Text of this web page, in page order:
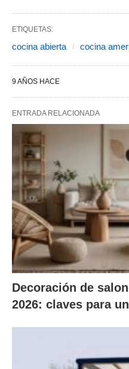
ETIQUETAS:
cocina abierta cocina
9 AÑOS HACE
ENTRADA RELACIONADA
Decoración de
2026: claves para